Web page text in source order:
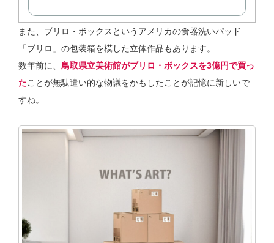
また、ブリロ・ボックスというアメリカの食器洗いパッド
「ブリロ」の包装箱を模した立体作品もあります。
数年前に、 鳥取県立美術館がブリロ・ボックスを3億円で買っ
たことが無駄遣い的な物議をかもしたことが記憶に新しいで
すね。